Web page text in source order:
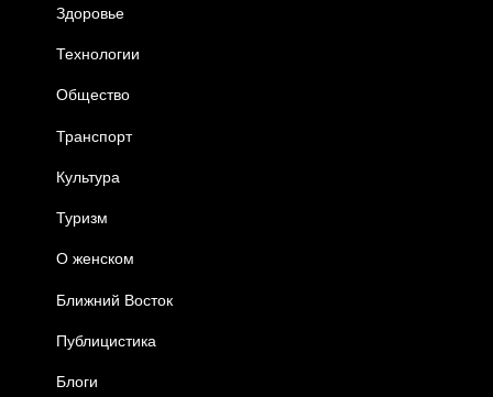
Здоровье
Технологии
Общество
Транспорт
Культура
Туризм
О женском
Ближний Восток
Публицистика
Блоги